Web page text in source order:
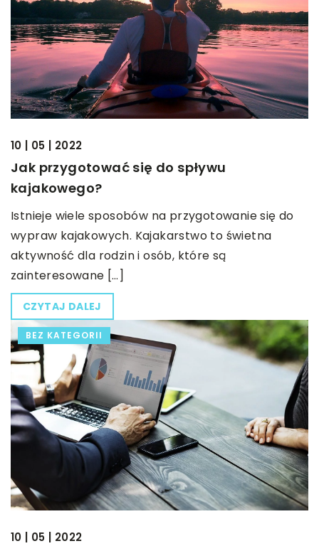
10 | 05 | 2022
Jak przygotować się do spływu
kajakowego?
Istnieje wiele sposobów na przygotowanie się do
wypraw kajakowych. Kajakarstwo to świetna
aktywność dla rodzin i osób, które są
zainteresowane […]
CZYTAJ DALEJ
BEZ KATEGORII
10 | 05 | 2022